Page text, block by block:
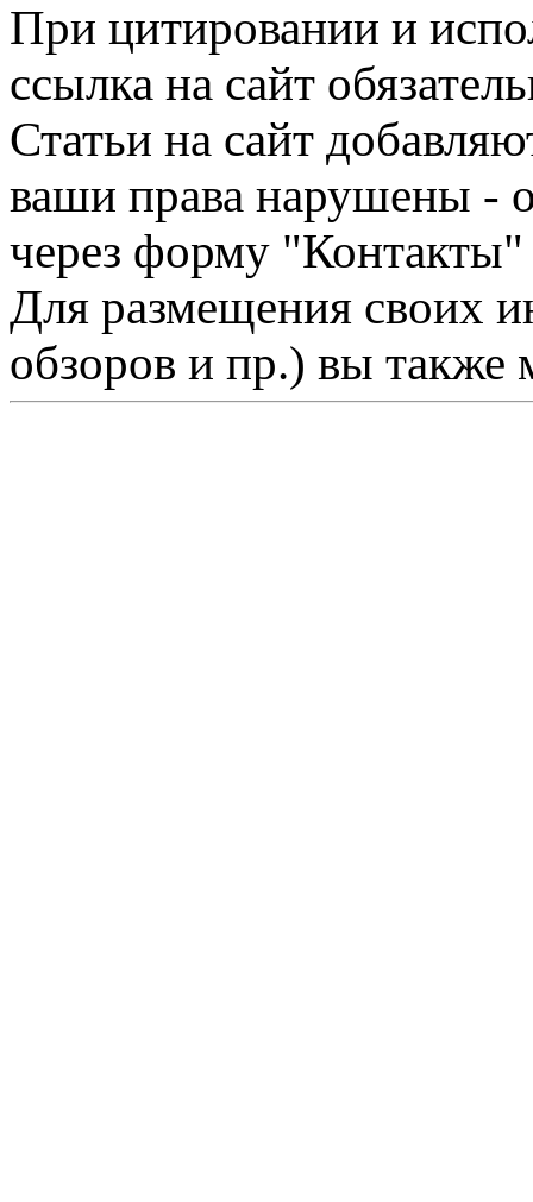
При цитировании и
ссылка на сайт
Статьи на сайт
ваши права нарушены -
через форму "Контакты"
Для размещения своих
обзоров и пр.) вы также